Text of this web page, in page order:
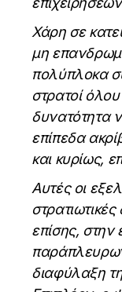
Χάρη σε
μη
πολύπλοκα
στρατοί
δυνατότητα
επίπεδα
και κυρίως,
Αυτές οι
επίσης, στην
διαφύλαξη